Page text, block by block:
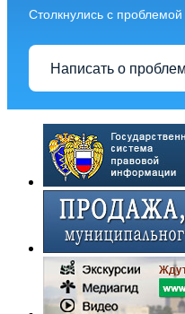
Столкнулись с
Написать о